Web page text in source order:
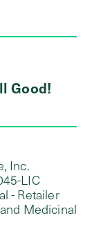
Good!
Inc.
LIC
- Retailer
Medicinal